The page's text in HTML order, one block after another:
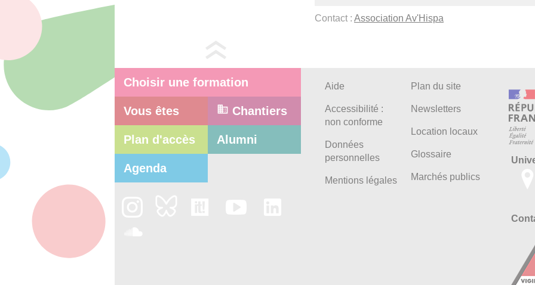
Contact : Association Av'Hispa
Choisir une formation
Vous êtes Chantiers
Plan d'accès Alumni
Agenda
Aide
Accessibilité :
non conforme
Données
personnelles
Mentions légales
Plan du site
Newsletters
Location locaux
Glossaire
Marchés publics